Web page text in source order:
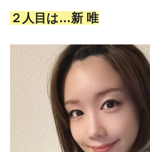
２人目は…新 唯